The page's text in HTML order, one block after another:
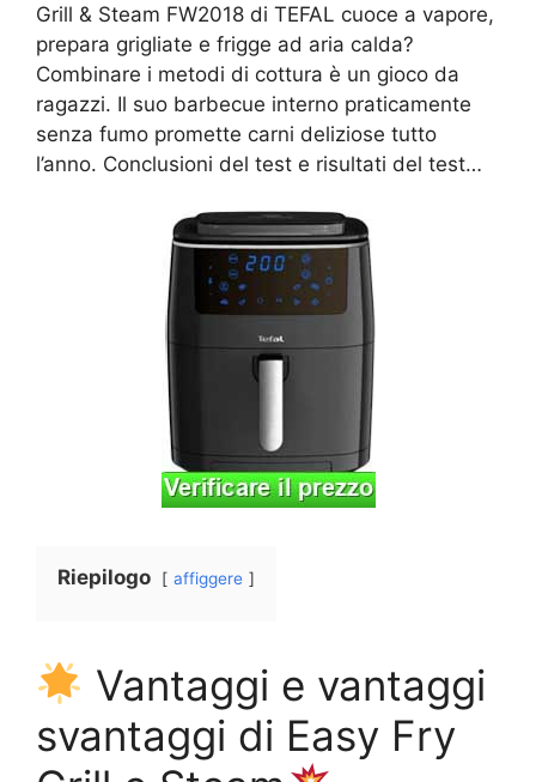
Grill & Steam FW2018 di TEFAL cuoce a vapore,
prepara grigliate e frigge ad aria calda?
Combinare i metodi di cottura è un gioco da
ragazzi. Il suo barbecue interno praticamente
senza fumo promette carni deliziose tutto
l’anno. Conclusioni del test e risultati del test…
Riepilogo affiggere
Vantaggi e vantaggi
svantaggi di Easy Fry